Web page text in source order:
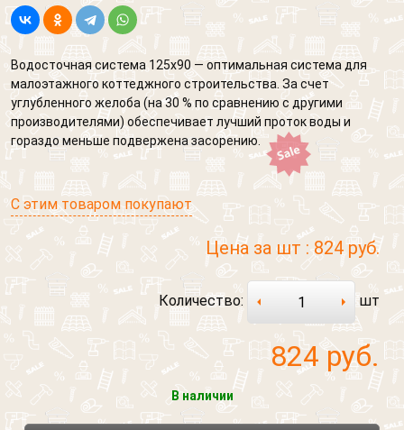
Водосточная система 125х90 — оптимальная система для
малоэтажного коттеджного строительства. За счет
углубленного желоба (на 30 % по сравнению с другими
производителями) обеспечивает лучший проток воды и
гораздо меньше подвержена засорению.
С этим товаром покупают
Цена за шт :824 руб.
Количество: шт
824 руб.
В наличии